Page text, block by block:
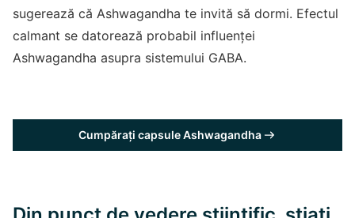
sugerează că Ashwagandha te invită să dormi. Efectul
calmant se datorează probabil influenței
Ashwagandha asupra sistemului GABA.
Cumpărați capsule Ashwagandha